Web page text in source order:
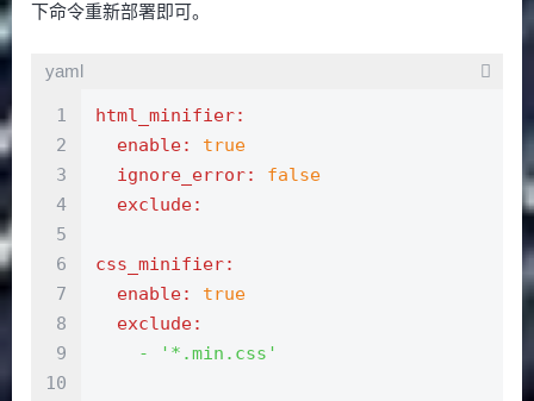
下命令重新部署即可。
yaml
1
2
3
4
5
6
7
8
9
10
html_minifier:
  enable:
true
  ignore_error:
false
  exclude:
css_minifier:
  enable:
true
  exclude:
    -
'*.min.css'